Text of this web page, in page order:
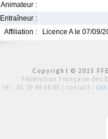
Animateur :
Entraîneur :
Affiliation :
Licence A le 07/09/
Copyright © 2015
Fédération Française des
tél : 01 39 44 65 80 | contact :